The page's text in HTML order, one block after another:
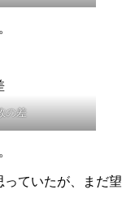
の差
っていたが、まだ望